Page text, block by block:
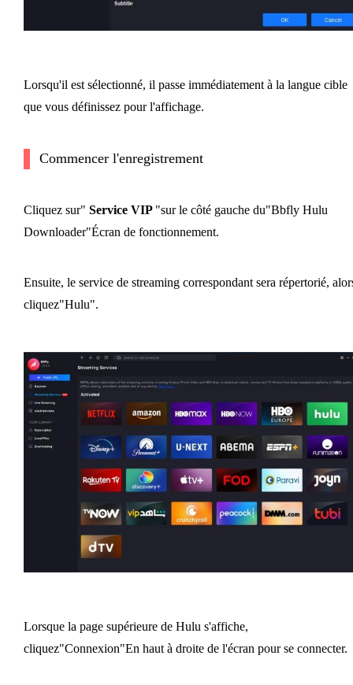
Lorsqu'il est sélectionné, il passe immédiatement à la langue cible
que vous définissez pour l'affichage.
Commencer l'enregistrement
Cliquez sur" Service VIP "sur le côté gauche du"Bbfly Hulu
Downloader"Écran de fonctionnement.
Ensuite, le service de streaming correspondant sera répertorié,
cliquez"Hulu".
Lorsque la page supérieure de Hulu s'affiche,
cliquez"Connexion"En haut à droite de l'écran pour se connecter.